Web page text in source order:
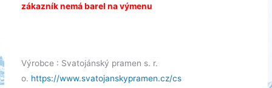
zákazník nemá barel na výmenu
Výrobce : Svatojánský pramen s. r.
o. https://www.svatojanskypramen.cz/cs